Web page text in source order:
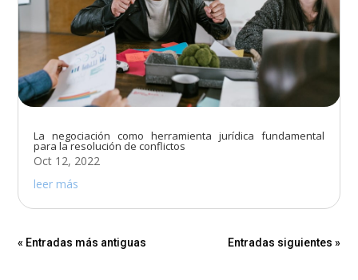
La negociación como herramienta jurídica fundamental
para la resolución de conflictos
Oct 12, 2022
leer más
« Entradas más antiguas Entradas siguientes »